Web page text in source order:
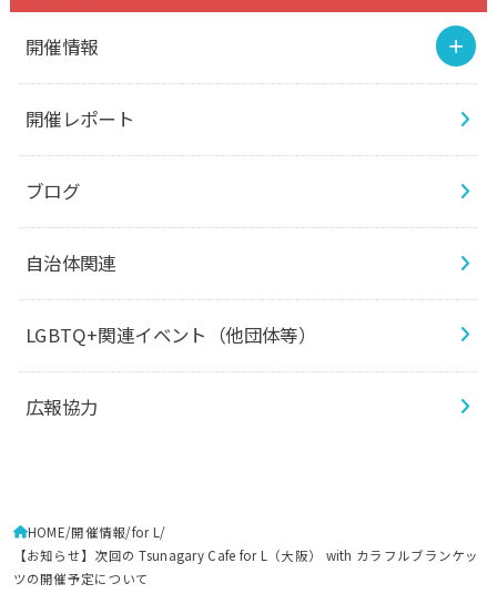
開催情報
開催レポート
ブログ
自治体関連
LGBTQ+関連イベント（他団体等）
広報協力
HOME 開催情報 for L
【お知らせ】次回の Tsunagary Cafe for L（大阪） with カラフルブランケッ
ツの開催予定について